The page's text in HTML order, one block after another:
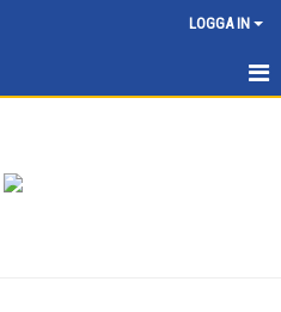
LOGGA IN